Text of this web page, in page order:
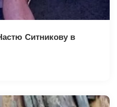
Ситникову в